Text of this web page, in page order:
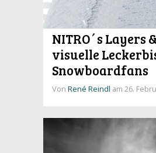
NITRO´s Layers
visuelle
Snowboardfans
Von René Reindl am 26.